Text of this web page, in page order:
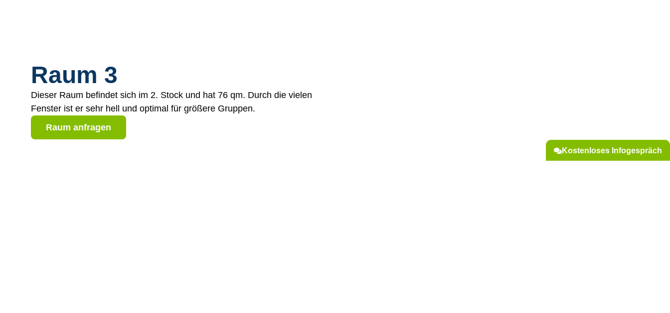
Kostenloses Infogespräch
Raum 3
Dieser Raum befindet sich im 2. Stock und hat 76 qm. Durch die vielen
Fenster ist er sehr hell und optimal für größere Gruppen.
Raum anfragen